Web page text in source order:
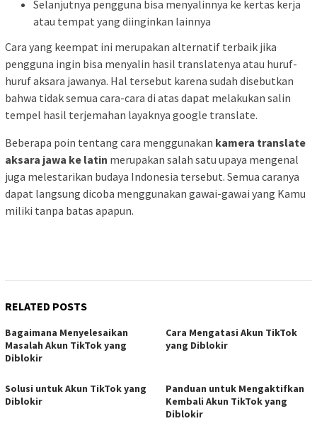
Selanjutnya pengguna bisa menyalinnya ke kertas kerja
atau tempat yang diinginkan lainnya
Cara yang keempat ini merupakan alternatif terbaik jika
pengguna ingin bisa menyalin hasil translatenya atau huruf-
huruf aksara jawanya. Hal tersebut karena sudah disebutkan
bahwa tidak semua cara-cara di atas dapat melakukan salin
tempel hasil terjemahan layaknya google translate.
Beberapa poin tentang cara menggunakan kamera translate
aksara jawa ke latin merupakan salah satu upaya mengenal
juga melestarikan budaya Indonesia tersebut. Semua caranya
dapat langsung dicoba menggunakan gawai-gawai yang Kamu
miliki tanpa batas apapun.
RELATED POSTS
Bagaimana Menyelesaikan
Masalah Akun TikTok yang
Diblokir
Cara Mengatasi Akun TikTok
yang Diblokir
Solusi untuk Akun TikTok yang
Diblokir
Panduan untuk Mengaktifkan
Kembali Akun TikTok yang
Diblokir